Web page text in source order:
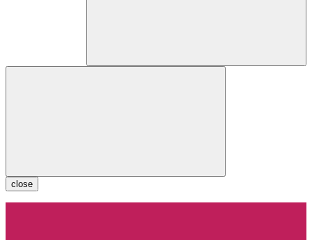
close